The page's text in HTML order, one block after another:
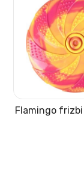
Flamingo frizbi